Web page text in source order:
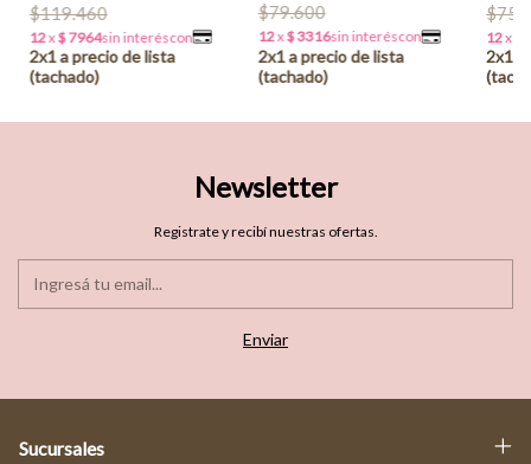
$119.460 $79.600
Newsletter
Registrate y recibí nuestras ofertas.
Sucursales